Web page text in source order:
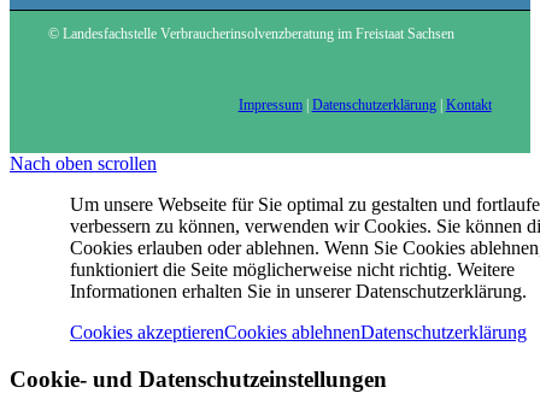
© Landesfachstelle Verbraucherinsolvenzberatung im Freistaat Sachsen
Impressum| Datenschutzerklärung| Kontakt
Nach oben scrollen
Um unsere Webseite für Sie optimal zu gestalten und
verbessern zu können, verwenden wir Cookies. Sie können
Cookies erlauben oder ablehnen. Wenn Sie Cookies
funktioniert die Seite möglicherweise nicht richtig. Weitere
Informationen erhalten Sie in unserer Datenschutzerklärung.
Cookies akzeptierenCookies ablehnenDatenschutzerklärung
Cookie- und Datenschutzeinstellungen